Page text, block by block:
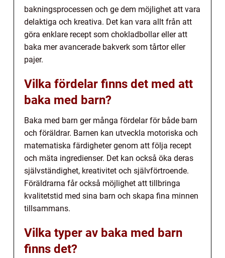
bakningsprocessen och ge dem möjlighet att vara
delaktiga och kreativa. Det kan vara allt från att
göra enklare recept som chokladbollar eller att
baka mer avancerade bakverk som tårtor eller
pajer.
Vilka fördelar finns det med att
baka med barn?
Baka med barn ger många fördelar för både barn
och föräldrar. Barnen kan utveckla motoriska och
matematiska färdigheter genom att följa recept
och mäta ingredienser. Det kan också öka deras
självständighet, kreativitet och självförtroende.
Föräldrarna får också möjlighet att tillbringa
kvalitetstid med sina barn och skapa fina minnen
tillsammans.
Vilka typer av baka med barn
finns det?